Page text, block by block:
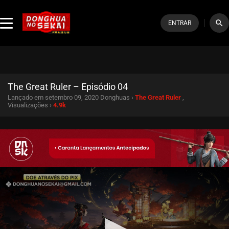
ENTRAR search
The Great Ruler – Episódio 04
Lançado em setembro 09, 2020 Donghuas › The Great Ruler
Visualizações › 4.9k